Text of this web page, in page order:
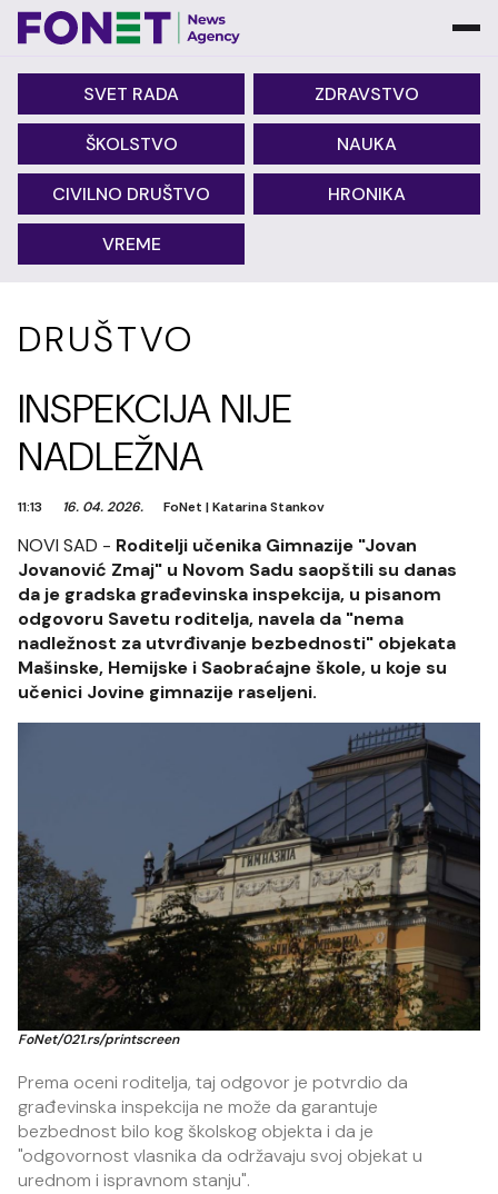
SVET RADA ZDRAVSTVO
ŠKOLSTVO NAUKA
CIVILNO DRUŠTVO HRONIKA
VREME
DRUŠTVO
INSPEKCIJA NIJE
NADLEŽNA
11:13 16. 04. 2026. FoNet |Katarina Stankov
NOVI SAD - Roditelji učenika Gimnazije "Jovan
Jovanović Zmaj" u Novom Sadu saopštili su danas
da je gradska građevinska inspekcija, u pisanom
odgovoru Savetu roditelja, navela da "nema
nadležnost za utvrđivanje bezbednosti" objekata
Mašinske, Hemijske i Saobraćajne škole, u koje su
učenici Jovine gimnazije raseljeni.
FoNet/021.rs/printscreen
Prema oceni roditelja, taj odgovor je potvrdio da
građevinska inspekcija ne može da garantuje
bezbednost bilo kog školskog objekta i da je
"odgovornost vlasnika da održavaju svoj objekat u
urednom i ispravnom stanju".